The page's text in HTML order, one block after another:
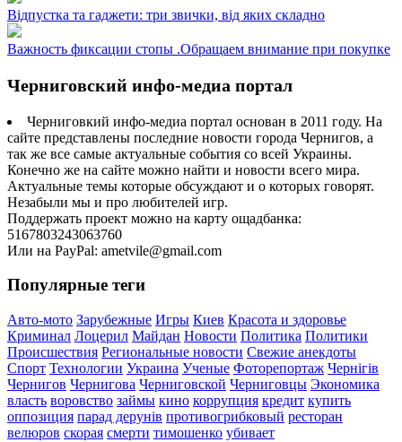
Відпустка та гаджети: три звички, від яких складно
Важность фиксации стопы .Обращаем внимание при покупке
Черниговский инфо-медиа портал
Черниговкий инфо-медиа портал основан в 2011 году. На
сайте представлены последние новости города Чернигов, а
так же все самые актуальные события со всей Украины.
Конечно же на сайте можно найти и новости всего мира.
Актуальные темы которые обсуждают и о которых говорят.
Незабыли мы и про любителей игр.
Поддержать проект можно на карту ощадбанка:
5167803243063760
Или на PayPal: ametvile@gmail.com
Популярные теги
Авто-мото Зарубежные Игры Киев Красота и здоровье
Криминал Лоцерил Майдан Новости Политика Политики
Происшествия Региональные новости Свежие анекдоты
Спорт Технологии Украина Ученые Фоторепортаж Чернігів
Чернигов Чернигова Черниговской Черниговцы Экономика
власть воровство займы кино коррупция кредит купить
оппозиция парад дерунів противогрибковый ресторан
велюров скорая смерти тимошенко убивает